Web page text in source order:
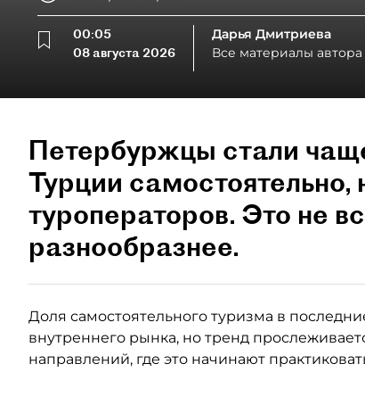
00:05
08 августа 2026
Дарья Дмитриева
Все материалы автора
Петербуржцы стали
Турции самостоятельно,
туроператоров. Это не
разнообразнее.
Доля самостоятельного туризма в
внутреннего рынка, но тренд
направлений, где это начинают